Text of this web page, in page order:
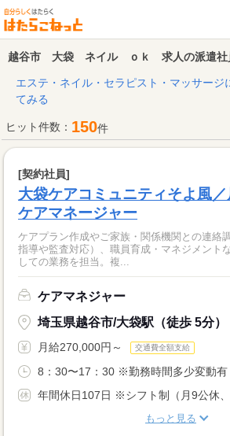
越谷市 大袋 ネイル ｏｋ 求人の派遣社
エステ・ネイル・セラピスト・マッサージ
てみる
ヒット件数： 150件
[契約社員]
大袋ケアコミュニティそよ風
ケアマネージャー
ケアプラン作成やご家族・関係機関との連絡
指導や監査対応）、職員育成・マネジメント
しての業務を担当。複...
ケアマネジャー
埼玉県越谷市/大袋駅（徒歩 5分）
月給270,000円～ 交通費全額支給
8：30〜17：30 ※勤務時間多少変動有
年間休日107日 ※シフト制（月9公休
もっと見る